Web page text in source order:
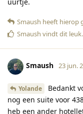
Smaush heeft hierop
Smaush vindt dit leuk.
Smaush 23 jun.
Yolande
Bedankt
nog een suite voor
heb een ander